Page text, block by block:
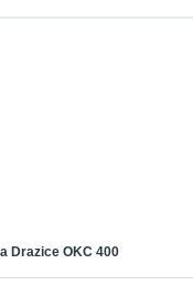
Drazice OKC 400